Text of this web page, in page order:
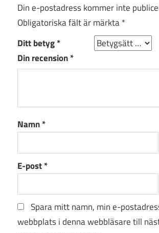
Din e-postadress kommer inte
Obligatoriska fält är märkta*
Ditt betyg*
Din recension*
Namn*
E-post*
Spara mitt namn, min e-
webbplats i denna webbläsare till